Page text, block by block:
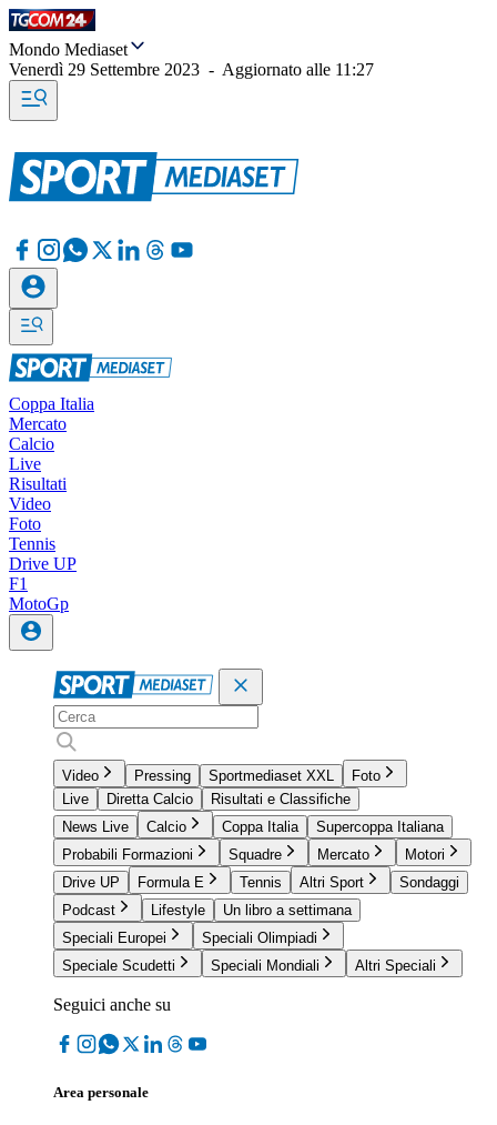
Mondo Mediaset
Venerdì 29 Settembre 2023 - Aggiornato alle 11:27
Coppa Italia
Mercato
Calcio
Live
Risultati
Video
Foto
Tennis
Drive UP
F1
MotoGp
Video Pressing Sportmediaset XXL
Foto
Live
Diretta Calcio
Risultati e Classifiche
News Live
Calcio Coppa Italia
Supercoppa Italiana
Probabili Formazioni
Squadre Mercato
Motori
Drive UP
Formula E Tennis Altri Sport
Sondaggi
Podcast
Lifestyle
Un libro a settimana
Speciali Europei
Speciali Olimpiadi
Speciale Scudetti
Speciali Mondiali Altri Speciali
Seguici anche su
Area personale